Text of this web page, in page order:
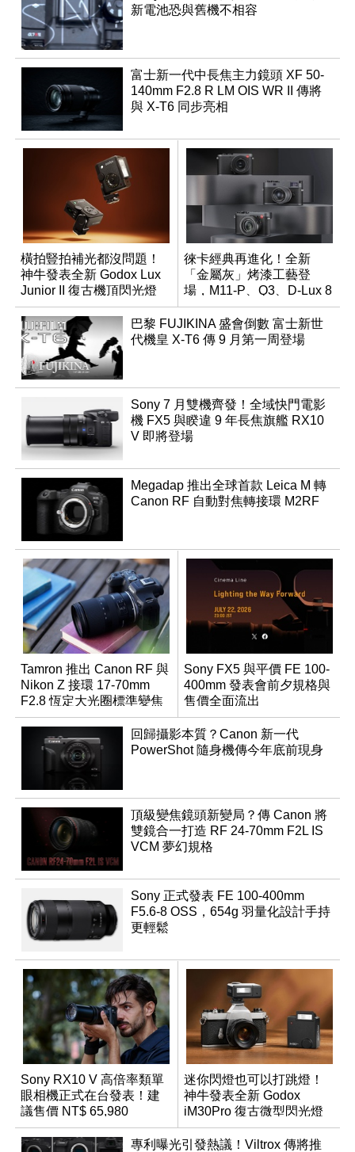
新電池恐與舊機不相容
富士新一代中長焦主力鏡頭 XF 50-
140mm F2.8 R LM OIS WR II 傳將
與 X-T6 同步亮相
橫拍豎拍補光都沒問題！
神牛發表全新 Godox Lux
Junior II 復古機頂閃光燈
徠卡經典再進化！全新
「金屬灰」烤漆工藝登
場，M11-P、Q3、D-Lux 8
領銜換裝
巴黎 FUJIKINA 盛會倒數 富士新世
代機皇 X-T6 傳 9 月第一周登場
Sony 7 月雙機齊發！全域快門電影
機 FX5 與睽違 9 年長焦旗艦 RX10
V 即將登場
Megadap 推出全球首款 Leica M 轉
Canon RF 自動對焦轉接環 M2RF
Tamron 推出 Canon RF 與
Nikon Z 接環 17-70mm
F2.8 恆定大光圈標準變焦
鏡
Sony FX5 與平價 FE 100-
400mm 發表會前夕規格與
售價全面流出
回歸攝影本質？Canon 新一代
PowerShot 隨身機傳今年底前現身
頂級變焦鏡頭新變局？傳 Canon 將
雙鏡合一打造 RF 24-70mm F2L IS
VCM 夢幻規格
Sony 正式發表 FE 100-400mm
F5.6-8 OSS，654g 羽量化設計手持
更輕鬆
Sony RX10 V 高倍率類單
眼相機正式在台發表！建
議售價 NT$ 65,980
迷你閃燈也可以打跳燈！
神牛發表全新 Godox
iM30Pro 復古微型閃光燈
專利曝光引發熱議！Viltrox 傳將推